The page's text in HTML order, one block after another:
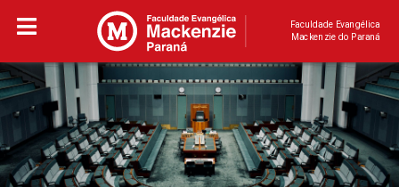
Faculdade Evangélica
Mackenzie do Paraná